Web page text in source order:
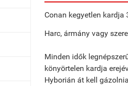
Conan kegyetlen kardja
Harc, ármány vagy
Minden idők
könyörtelen kardja
Hyborián át kell